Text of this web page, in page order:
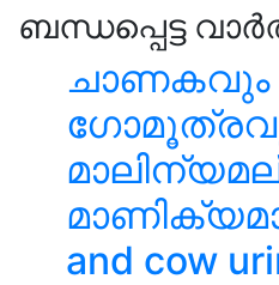
ബന്ധപ്പെട്ട
ചാണകവും
and cow